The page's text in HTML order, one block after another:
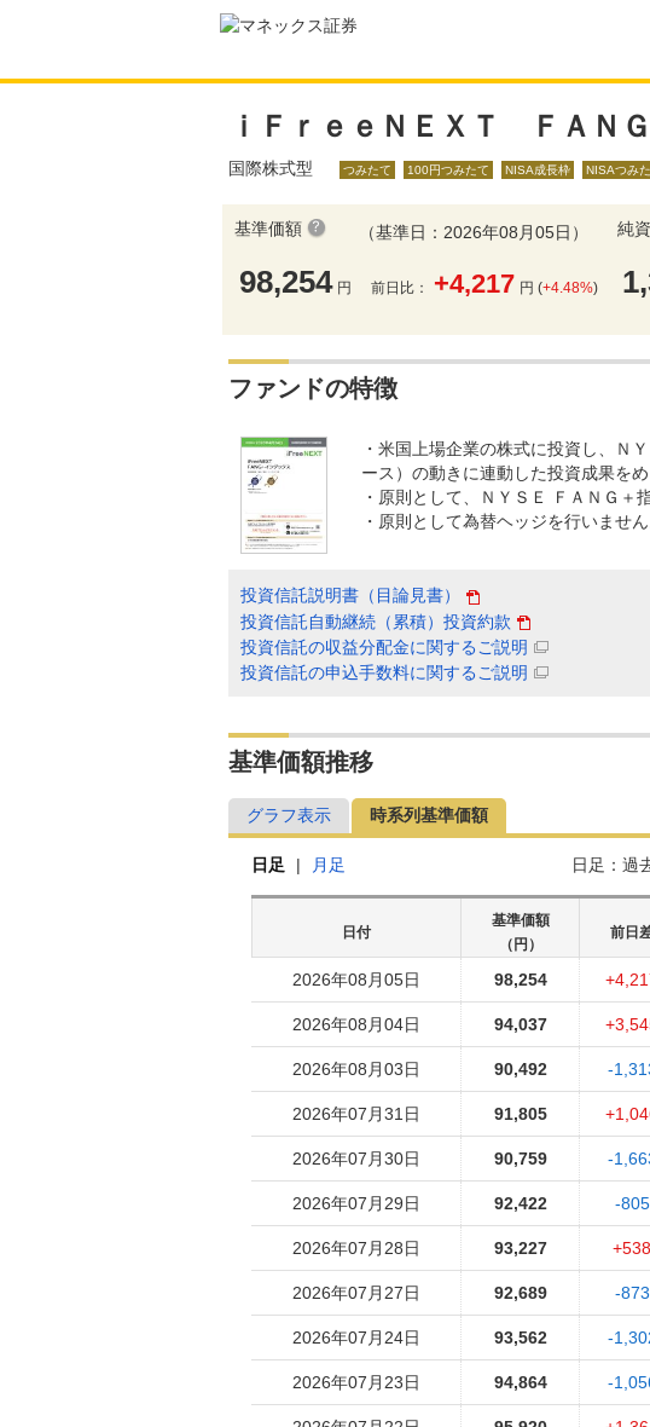
ｉＦｒｅｅＮＥＸＴ ＦＡＮ
国際株式型 つみたて 100円つみたて NISA成長枠 NISAつみ
基準価額
98,254 円
（基準日：2026年08月05日）
前日比： +4,217 円 (+4.48%)
純
ファンドの特徴
・米国上場企業の株式に投資し、Ｎ
ース）の動きに連動した投資成果をめ
・原則として、ＮＹＳＥ ＦＡＮＧ＋
・原則として為替ヘッジを行いません
投資信託説明書（目論見書）
投資信託自動継続（累積）投資約款
投資信託の収益分配金に関するご説明
投資信託の申込手数料に関するご説明
基準価額推移
グラフ表示 時系列基準価額
日足 | 月足 日足：過
日付
基準価額
（円）
前日
2026年08月05日 98,254
2026年08月04日 94,037
2026年08月03日 90,492 -
2026年07月31日 91,805
2026年07月30日 90,759 -
2026年07月29日 92,422 -805
2026年07月28日 93,227 +538
2026年07月27日 92,689 -873
2026年07月24日 93,562 -
2026年07月23日 94,864 -